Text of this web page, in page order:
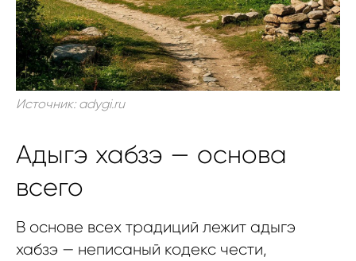
Источник: adygi.ru
Адыгэ хабзэ — основа
всего
В основе всех традиций лежит адыгэ
хабзэ — неписаный кодекс чести,